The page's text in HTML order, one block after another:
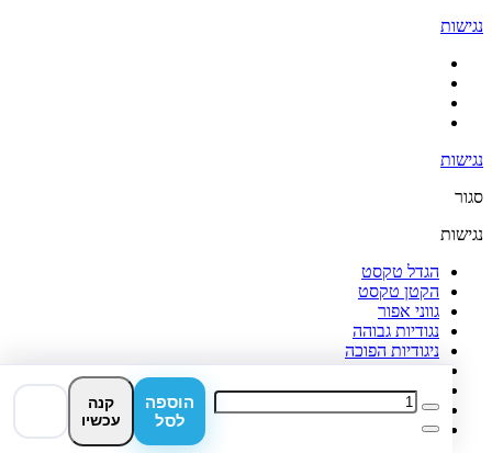
הוספה
לסל
קנה
עכשיו
נגישות
נגישות
סגור
נגישות
הגדל טקסט
הקטן טקסט
גווני אפור
נגודיות גבוהה
ניגודיות הפוכה
רקע בהיר
הדגשת קישורים
פונט קריא
איפוס